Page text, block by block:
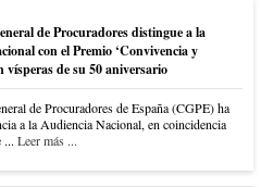
de Procuradores distingue a la
con el Premio ‘Convivencia y
vísperas de su 50 aniversario
de Procuradores de España (CGPE) ha
a la Audiencia Nacional, en coincidencia
... Leer más ...